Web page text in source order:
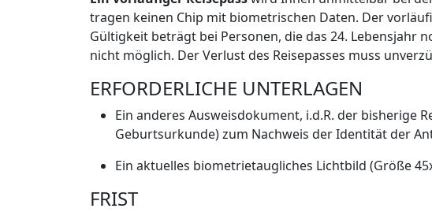
tragen keinen Chip mit biometrischen Daten. Der
Gültigkeit beträgt bei Personen, die das 24. Lebensjahr
nicht möglich. Der Verlust des Reisepasses muss
ERFORDERLICHE UNTERLAGEN
Ein anderes Ausweisdokument, i.d.R. der bisherige
Geburtsurkunde) zum Nachweis der Identität der
Ein aktuelles biometrietaugliches Lichtbild (Größe
FRIST